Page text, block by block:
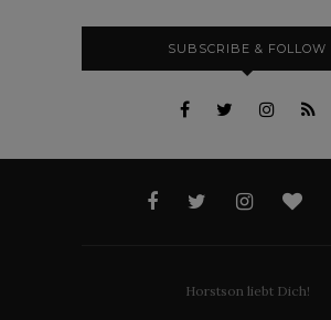
SUBSCRIBE & FOLLOW
Horstson liebt Dich!